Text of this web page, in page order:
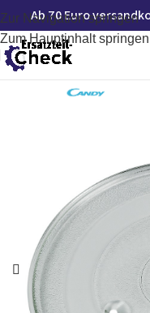
Zur Navigation springen
Zum Hauptinhalt springen
Ab 70 Euro